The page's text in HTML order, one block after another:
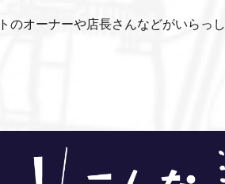
のオーナーや店長さんなどがいらっ